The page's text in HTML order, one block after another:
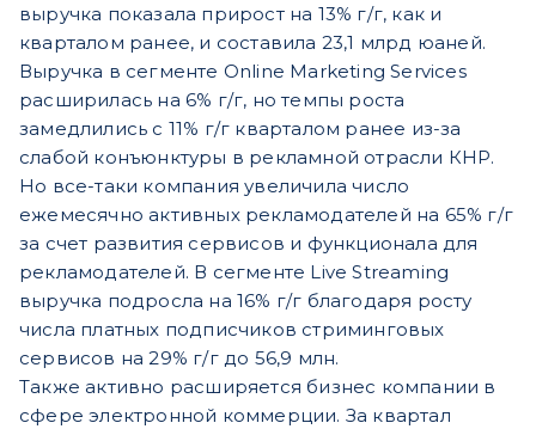
выручка показала прирост на 13% г/г, как и
кварталом ранее, и составила 23,1 млрд юаней.
Выручка в сегменте Online Marketing Services
расширилась на 6% г/г, но темпы роста
замедлились с 11% г/г кварталом ранее из-за
слабой конъюнктуры в рекламной отрасли КНР.
Но все-таки компания увеличила число
ежемесячно активных рекламодателей на 65% г/г
за счет развития сервисов и функционала для
рекламодателей. В сегменте Live Streaming
выручка подросла на 16% г/г благодаря росту
числа платных подписчиков стриминговых
сервисов на 29% г/г до 56,9 млн.
Также активно расширяется бизнес компании в
сфере электронной коммерции. За квартал